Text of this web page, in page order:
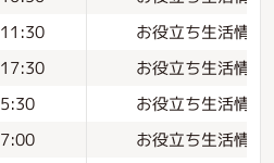
11:30 お役立ち生活情報
17:30 お役立ち生活情報
5:30 お役立ち生活情報
7:00 お役立ち生活情報